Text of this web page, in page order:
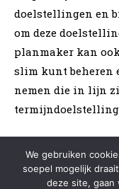
We gebruiken
soepel mogelijk
deze site, gaan